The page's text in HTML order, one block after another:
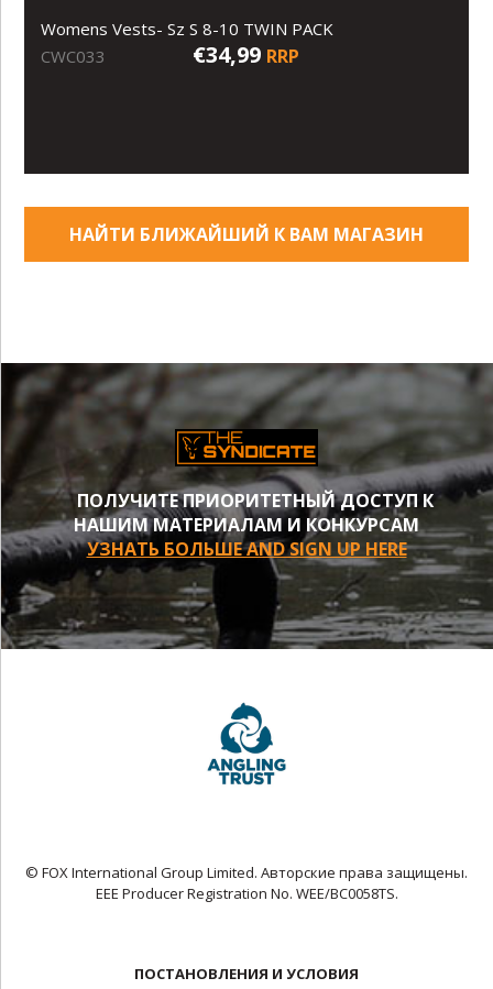
Womens Vests- Sz S 8-10 TWIN PACK
CWC033
€34,99 RRP
НАЙТИ БЛИЖАЙШИЙ К ВАМ МАГАЗИН
ПОЛУЧИТЕ ПРИОРИТЕТНЫЙ ДОСТУП К
НАШИМ МАТЕРИАЛАМ И КОНКУРСАМ
УЗНАТЬ БОЛЬШЕ AND SIGN UP HERE
© FOX International Group Limited. Авторские права защищены.
EEE Producer Registration No. WEE/BC0058TS.
ПОСТАНОВЛЕНИЯ И УСЛОВИЯ